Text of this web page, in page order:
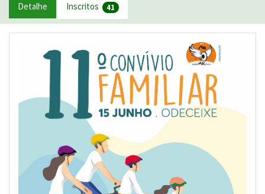
Detalhe Inscritos 41